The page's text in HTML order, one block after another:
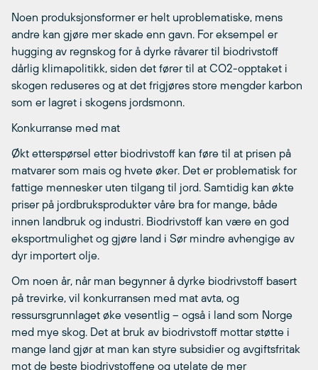
Noen produksjonsformer er helt uproblematiske, mens
andre kan gjøre mer skade enn gavn. For eksempel er
hugging av regnskog for å dyrke råvarer til biodrivstoff
dårlig klimapolitikk, siden det fører til at CO2-opptaket i
skogen reduseres og at det frigjøres store mengder karbon
som er lagret i skogens jordsmonn.
Konkurranse med mat
Økt etterspørsel etter biodrivstoff kan føre til at prisen på
matvarer som mais og hvete øker. Det er problematisk for
fattige mennesker uten tilgang til jord. Samtidig kan økte
priser på jordbruksprodukter våre bra for mange, både
innen landbruk og industri. Biodrivstoff kan være en god
eksportmulighet og gjøre land i Sør mindre avhengige av
dyr importert olje.
Om noen år, når man begynner å dyrke biodrivstoff basert
på trevirke, vil konkurransen med mat avta, og
ressursgrunnlaget øke vesentlig – også i land som Norge
med mye skog. Det at bruk av biodrivstoff mottar støtte i
mange land gjør at man kan styre subsidier og avgiftsfritak
mot de beste biodrivstoffene og utelate de mer